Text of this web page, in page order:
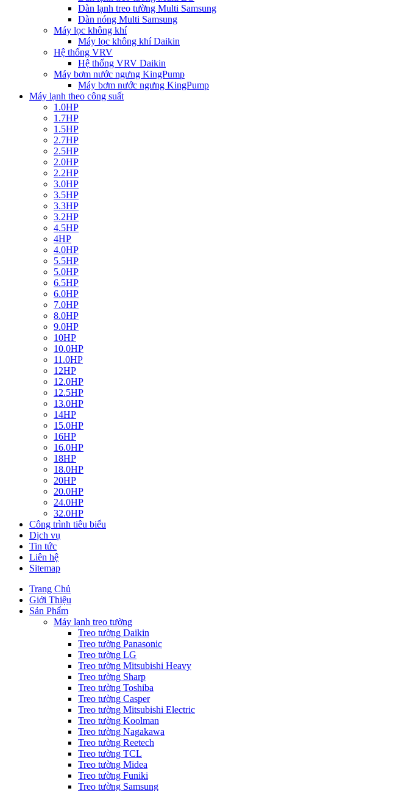
Dàn lạnh treo tường Multi Samsung
Dàn nóng Multi Samsung
Máy lọc không khí
Máy lọc không khí Daikin
Hệ thống VRV
Hệ thống VRV Daikin
Máy bơm nước ngưng KingPump
Máy bơm nước ngưng KingPump
Máy lạnh theo công suất
1.0HP
1.7HP
1.5HP
2.7HP
2.5HP
2.0HP
2.2HP
3.0HP
3.5HP
3.3HP
3.2HP
4.5HP
4HP
4.0HP
5.5HP
5.0HP
6.5HP
6.0HP
7.0HP
8.0HP
9.0HP
10HP
10.0HP
11.0HP
12HP
12.0HP
12.5HP
13.0HP
14HP
15.0HP
16HP
16.0HP
18HP
18.0HP
20HP
20.0HP
24.0HP
32.0HP
Công trình tiêu biểu
Dịch vụ
Tin tức
Liên hệ
Sitemap
Trang Chủ
Giới Thiệu
Sản Phẩm
Máy lạnh treo tường
Treo tường Daikin
Treo tường Panasonic
Treo tường LG
Treo tường Mitsubishi Heavy
Treo tường Sharp
Treo tường Toshiba
Treo tường Casper
Treo tường Mitsubishi Electric
Treo tường Koolman
Treo tường Nagakawa
Treo tường Reetech
Treo tường TCL
Treo tường Midea
Treo tường Funiki
Treo tường Samsung